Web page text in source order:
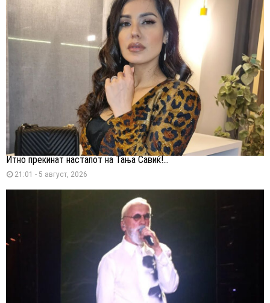
Итно прекинат настапот на Тања Савиќ!...
21:01 - 5 август, 2026